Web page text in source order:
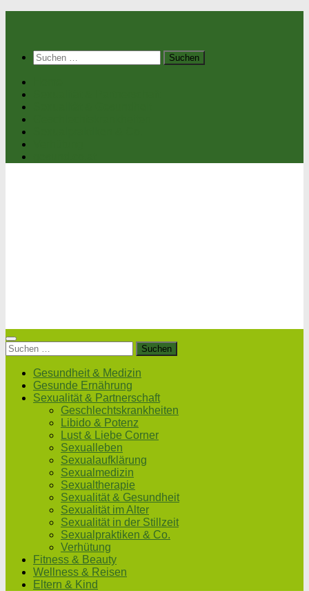
Suchen
nach:
Suchen
nach:
Gesundheit & Medizin
Gesunde Ernährung
Sexualität & Partnerschaft
Geschlechtskrankheiten
Libido & Potenz
Lust & Liebe Corner
Sexualleben
Sexualaufklärung
Sexualmedizin
Sexualtherapie
Sexualität & Gesundheit
Sexualität im Alter
Sexualität in der Stillzeit
Sexualpraktiken & Co.
Verhütung
Fitness & Beauty
Wellness & Reisen
Eltern & Kind